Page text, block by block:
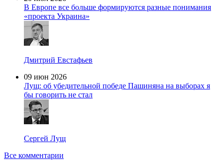
В Европе все больше формируются разные понимания
«проекта Украина»
Дмитрий Евстафьев
09 июн 2026
Лущ: об убедительной победе Пашиняна на выборах я
бы говорить не стал
Сергей Лущ
Все комментарии